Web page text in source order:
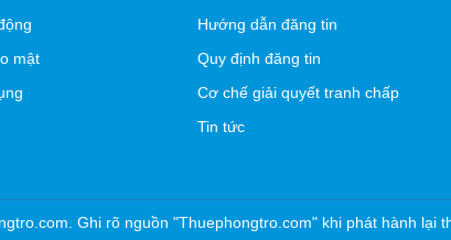
mật
Hướng dẫn đăng tin
Quy định đăng tin
Cơ chế giải quyết tranh chấp
Tin tức
Ghi rõ nguồn "Thuephongtro.com" khi phát hành lại